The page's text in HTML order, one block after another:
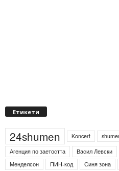
Етикети
24shumen Koncert
Агенция по заетостта
Васил Левски
Менделсон
ПИН-код Синя зона